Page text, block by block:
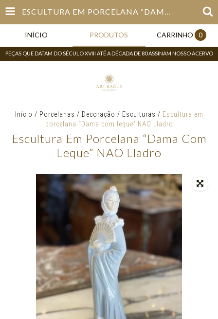
ESCULTURA EM PORCELANA “DAMA COM LEQUE” NAO LLADRO
INÍCIO PRODUTOS CARRINHO 0
PEÇAS QUE DATAM DO SÉCULO XVIII ATÉ A DÉCADA DE 80 ASSINAM NOSSO ACERVO
Início / Porcelanas / Decoração / Esculturas / Escultura em
porcelana “Dama com leque” NAO Lladro
Escultura Em Porcelana “Dama Com
Leque” NAO Lladro